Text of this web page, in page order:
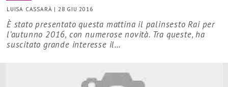
LUISA CASSARÀ | 28 GIU 2016
È stato presentato questa mattina il palinsesto Rai per
l’autunno 2016, con numerose novità. Tra queste, ha
suscitato grande interesse il…